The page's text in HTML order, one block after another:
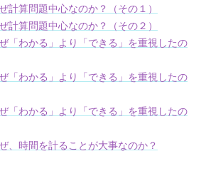
計算問題中心なのか？（その１）
計算問題中心なのか？（その２）
「わかる」より「できる」を重視したの
「わかる」より「できる」を重視したの
「わかる」より「できる」を重視したの
、時間を計ることが大事なのか？